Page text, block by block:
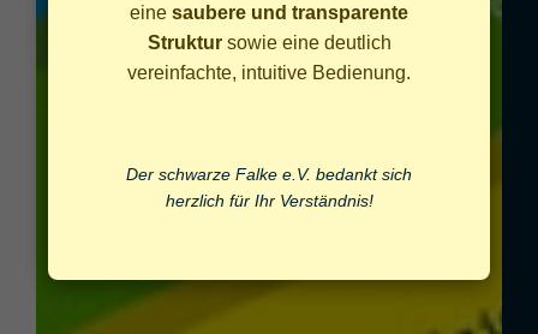
eine saubere und transparente
Struktursowie eine deutlich
vereinfachte, intuitive Bedienung.
Der schwarze Falke e.V. bedankt sich
herzlich für Ihr Verständnis!